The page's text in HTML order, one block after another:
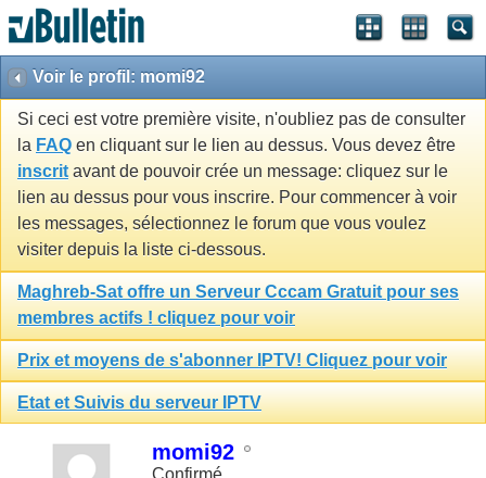
Voir le profil: momi92
Si ceci est votre première visite, n'oubliez pas de consulter
la FAQ en cliquant sur le lien au dessus. Vous devez être
inscrit avant de pouvoir crée un message: cliquez sur le
lien au dessus pour vous inscrire. Pour commencer à voir
les messages, sélectionnez le forum que vous voulez
visiter depuis la liste ci-dessous.
Maghreb-Sat offre un Serveur Cccam Gratuit pour ses
membres actifs ! cliquez pour voir
Prix et moyens de s'abonner IPTV! Cliquez pour voir
Etat et Suivis du serveur IPTV
momi92